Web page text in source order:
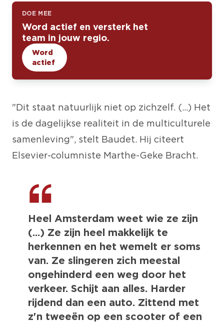
DOE MEE
Word actief en versterk het
team in jouw regio.
Word
actief
"Dit staat natuurlijk niet op zichzelf. (...) Het
is de dagelijkse realiteit in de multiculturele
samenleving", stelt Baudet. Hij citeert
Elsevier-columniste Marthe-Geke Bracht.
Heel Amsterdam weet wie ze zijn
(...) Ze zijn heel makkelijk te
herkennen en het wemelt er soms
van. Ze slingeren zich meestal
ongehinderd een weg door het
verkeer. Schijt aan alles. Harder
rijdend dan een auto. Zittend met
z'n tweeën op een scooter of een